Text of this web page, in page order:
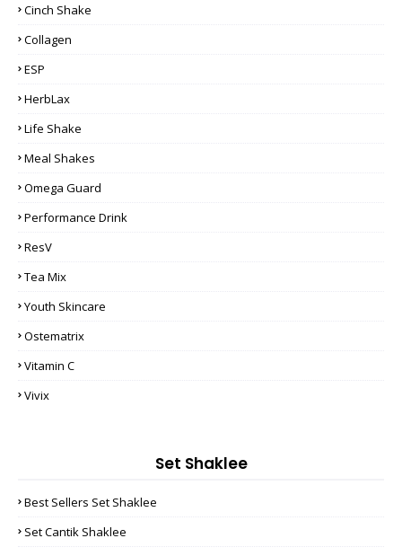
Cinch Shake
Collagen
ESP
HerbLax
Life Shake
Meal Shakes
Omega Guard
Performance Drink
ResV
Tea Mix
Youth Skincare
Ostematrix
Vitamin C
Vivix
Set Shaklee
Best Sellers Set Shaklee
Set Cantik Shaklee